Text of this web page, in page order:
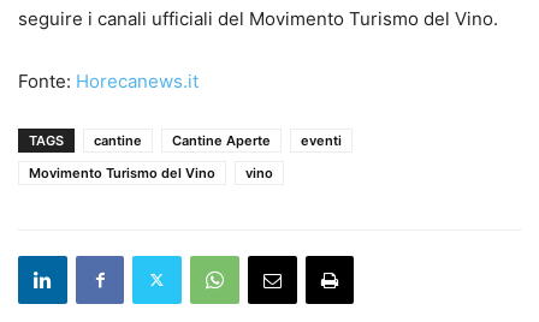
seguire i canali ufficiali del Movimento Turismo del Vino.
Fonte: Horecanews.it
TAGS cantine Cantine Aperte
eventi
Movimento Turismo del Vino
vino